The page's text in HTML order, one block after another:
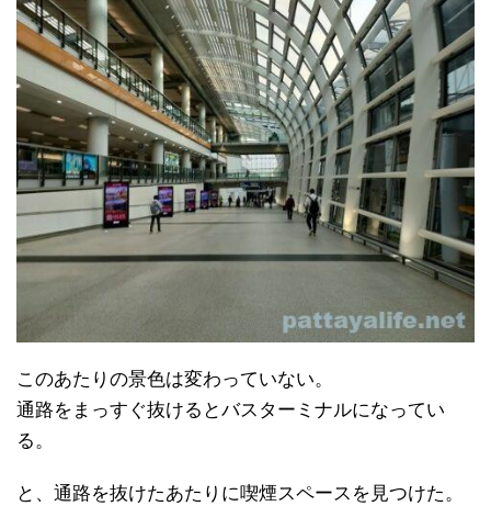
このあたりの景色は変わっていない。
通路をまっすぐ抜けるとバスターミナルになってい
る。
と、通路を抜けたあたりに喫煙スペースを見つけた。